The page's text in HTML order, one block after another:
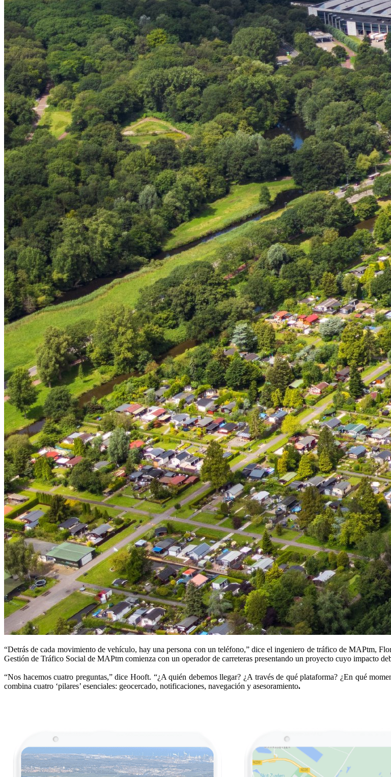
“Detrás de cada movimiento de vehículo, hay una persona con un teléfono,” dice el ingeniero de tráfico de MAPtm,
Gestión de Tráfico Social de MAPtm comienza con un operador de carreteras presentando un proyecto cuyo impacto
“Nos hacemos cuatro preguntas,” dice Hooft. “¿A quién debemos llegar? ¿A través de qué plataforma? ¿En qué
combina cuatro ‘pilares’ esenciales: geocercado, notificaciones, navegación y asesoramiento.